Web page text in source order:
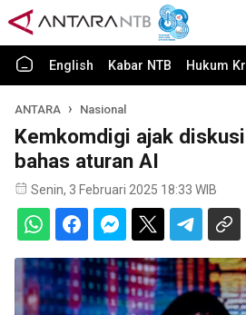
English Kabar NTB Hukum
ANTARA Nasional
Kemkomdigi ajak
bahas aturan AI
Senin, 3 Februari 2025 18:33 WIB